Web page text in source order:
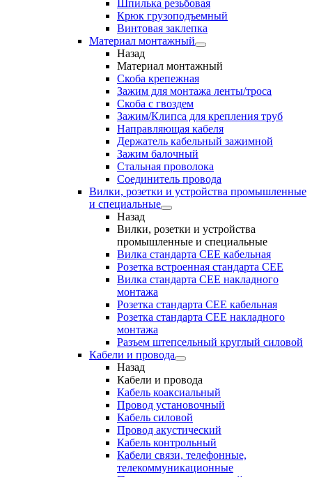
Шпилька резьбовая
Крюк грузоподъемный
Винтовая заклепка
Материал монтажный
Назад
Материал монтажный
Скоба крепежная
Зажим для монтажа ленты/троса
Скоба с гвоздем
Зажим/Клипса для крепления труб
Направляющая кабеля
Держатель кабельный зажимной
Зажим балочный
Стальная проволока
Соединитель провода
Вилки, розетки и устройства промышленные
и специальные
Назад
Вилки, розетки и устройства
промышленные и специальные
Вилка стандарта CEE кабельная
Розетка встроенная стандарта CEE
Вилка стандарта CEE накладного
монтажа
Розетка стандарта СЕЕ кабельная
Розетка стандарта СЕЕ накладного
монтажа
Разъем штепсельный круглый силовой
Кабели и провода
Назад
Кабели и провода
Кабель коаксиальный
Провод установочный
Кабель силовой
Провод акустический
Кабель контрольный
Кабели связи, телефонные,
телекоммуникационные